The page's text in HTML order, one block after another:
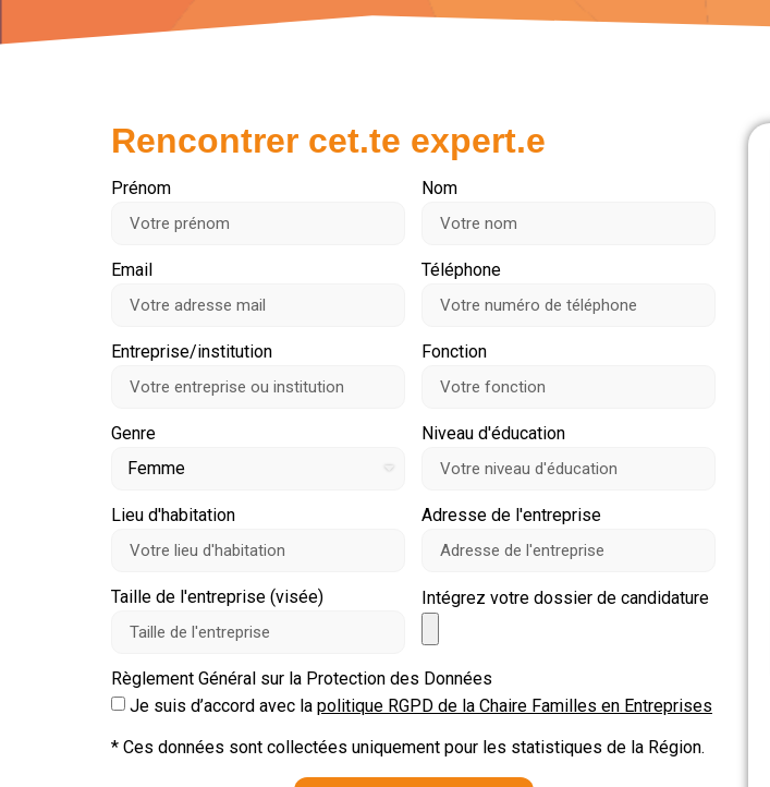
Rencontrer cet.te expert.e
Prénom Nom
Email Téléphone
Entreprise/institution Fonction
Genre Niveau d'éducation
Lieu d'habitation Adresse de l'entreprise
Taille de l'entreprise (visée) Intégrez votre dossier de candidature
Règlement Général sur la Protection des Données
Je suis d’accord avec la politique RGPD de la Chaire Familles en Entreprises
* Ces données sont collectées uniquement pour les statistiques de la Région.